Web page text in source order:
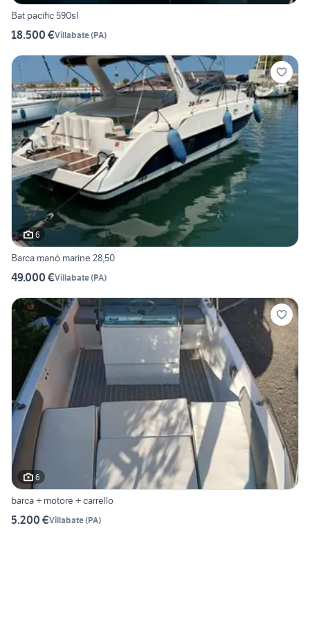
Bat pacific 590sl
18.500 €Villabate(PA)
6
Barca manó marine 28,50
49.000 €Villabate(PA)
6
barca + motore + carrello
5.200 €Villabate(PA)